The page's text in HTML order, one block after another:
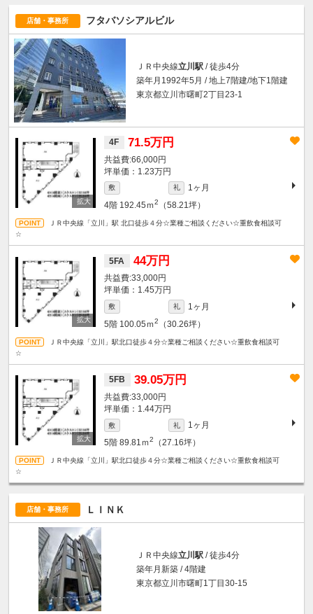
店舗・事務所 フタバソシアルビル
ＪＲ中央線立川駅 / 徒歩4分
築年月1992年5月 / 地上7階建/地下1階建
東京都立川市曙町2丁目23-1
4F 71.5万円
66,000円
坪単価：1.23万円
敷 礼
1ヶ月
4階 192.45ｍ2 （58.21坪）
ＪＲ中央線「立川」駅 北口徒歩４分☆業種ご相談ください☆重飲食相談可
☆
5FA 44万円
33,000円
坪単価：1.45万円
敷 礼
1ヶ月
5階 100.05ｍ2 （30.26坪）
ＪＲ中央線「立川」駅北口徒歩４分☆業種ご相談ください☆重飲食相談可
☆
5FB 39.05万円
33,000円
坪単価：1.44万円
敷 礼
1ヶ月
5階 89.81ｍ2 （27.16坪）
ＪＲ中央線「立川」駅北口徒歩４分☆業種ご相談ください☆重飲食相談可
☆
店舗・事務所 ＬＩＮＫ
ＪＲ中央線立川駅 / 徒歩4分
築年月新築 / 4階建
東京都立川市曙町1丁目30-15